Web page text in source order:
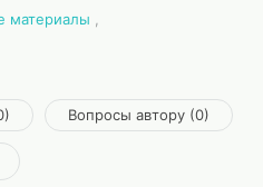
материалы
Вопросы автору (0)